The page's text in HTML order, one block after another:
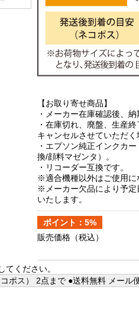
【お取り寄せ商品】
・メーカー在庫確認後、
・在庫切れ、廃盤、生産
キャンセルさせていただく
・エプソン純正インクカ
換/顔料マゼンタ）。
・リコーダー互換です。
※適合機種以外はご使用に
※メーカー欠品により予定
いたします。
ポイント：5%
販売価格 （税込）
てください。
ポス） 2点まで ●送料無料 メール